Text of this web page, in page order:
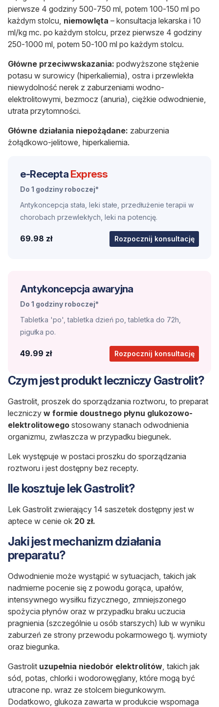
pierwsze 4 godziny 500-750 ml, potem 100-150 ml po
każdym stolcu, niemowlęta – konsultacja lekarska i 10
ml/kg mc. po każdym stolcu, przez pierwsze 4 godziny
250-1000 ml, potem 50-100 ml po każdym stolcu.
Główne przeciwwskazania: podwyższone stężenie
potasu w surowicy (hiperkaliemia), ostra i przewlekła
niewydolność nerek z zaburzeniami wodno-
elektrolitowymi, bezmocz (anuria), ciężkie odwodnienie,
utrata przytomności.
Główne działania niepożądane: zaburzenia
żołądkowo-jelitowe, hiperkaliemia.
e-Recepta Express
Do 1 godziny roboczej*
Antykoncepcja stała, leki stałe, przedłużenie terapii w
chorobach przewlekłych, leki na potencję.
69.98 zł Rozpocznij konsultację
Antykoncepcja awaryjna
Do 1 godziny roboczej*
Tabletka 'po', tabletka dzień po, tabletka do 72h,
pigułka po.
49.99 zł Rozpocznij konsultację
Czym jest produkt leczniczy Gastrolit?
Gastrolit, proszek do sporządzania roztworu, to preparat
leczniczy w formie doustnego płynu glukozowo-
elektrolitowego stosowany stanach odwodnienia
organizmu, zwłaszcza w przypadku biegunek.
Lek występuje w postaci proszku do sporządzania
roztworu i jest dostępny bez recepty.
Ile kosztuje lek Gastrolit?
Lek Gastrolit zwierający 14 saszetek dostępny jest w
aptece w cenie ok 20 zł.
Jaki jest mechanizm działania
preparatu?
Odwodnienie może wystąpić w sytuacjach, takich jak
nadmierne pocenie się z powodu gorąca, upałów,
intensywnego wysiłku fizycznego, zmniejszonego
spożycia płynów oraz w przypadku braku uczucia
pragnienia (szczególnie u osób starszych) lub w wyniku
zaburzeń ze strony przewodu pokarmowego tj. wymioty
oraz biegunka.
Gastrolit uzupełnia niedobór elektrolitów , takich jak
sód, potas, chlorki i wodorowęglany, które mogą być
utracone np. wraz ze stolcem biegunkowym.
Dodatkowo, glukoza zawarta w produkcie wspomaga